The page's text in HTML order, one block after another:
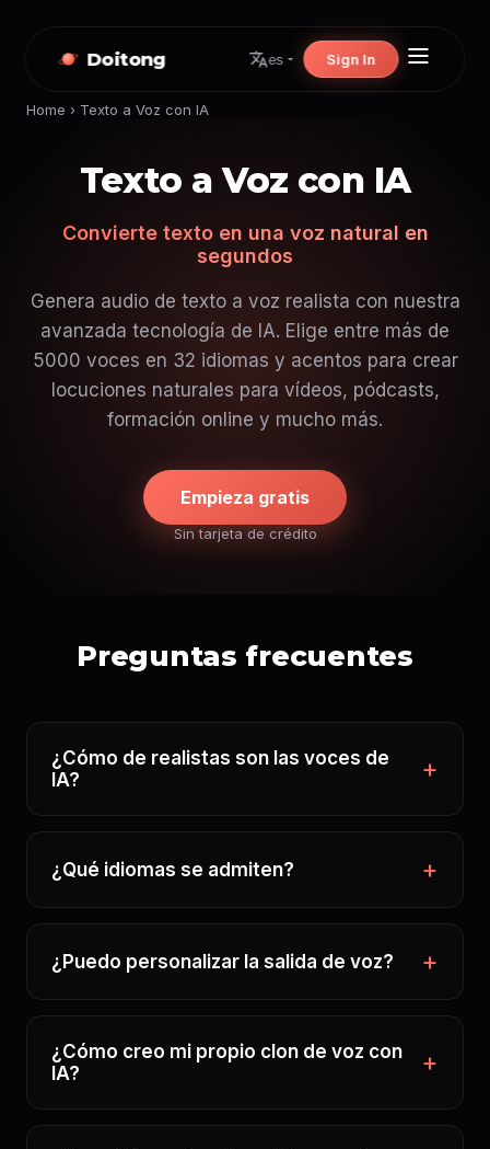
Doitong es Sign In
Home › Texto a Voz con IA
Texto a Voz con IA
Convierte texto en una voz natural en
segundos
Genera audio de texto a voz realista con nuestra
avanzada tecnología de IA. Elige entre más de
5000 voces en 32 idiomas y acentos para crear
locuciones naturales para vídeos, pódcasts,
formación online y mucho más.
Empieza gratis
Sin tarjeta de crédito
Preguntas frecuentes
¿Cómo de realistas son las voces de
IA?
¿Qué idiomas se admiten?
¿Puedo personalizar la salida de voz?
¿Cómo creo mi propio clon de voz con
IA?